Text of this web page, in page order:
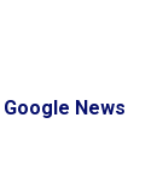
Google News